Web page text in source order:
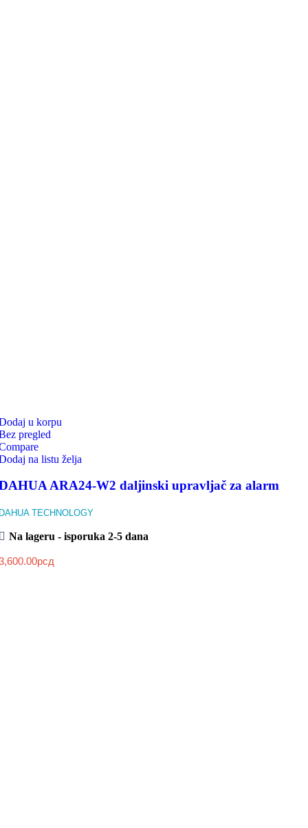
u korpu
pregled
na listu želja
ARA24-W2 daljinski upravljač za alarm
TECHNOLOGY
Na lageru - isporuka 2-5 dana
рсд